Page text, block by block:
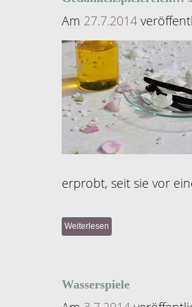
Am 27.7.2014
erprobt, seit sie vor
Weiterlesen
Wasserspiele